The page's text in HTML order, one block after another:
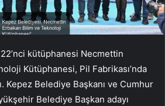
kütüphanesi Necmettin
Kütüphanesi, Pil Fabrikası’nda
Kepez Belediye Başkanı ve Cumhur
Belediye Başkan adayı